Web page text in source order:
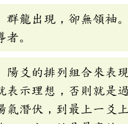
群龍出現，卻無領袖
。
陽爻的排列組合來表
表示理想，否則就是
潛伏，到最上一爻上